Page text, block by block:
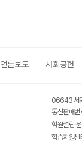
언론보도 사회공헌
06643 서
통신판매
학원설립·
학습지원